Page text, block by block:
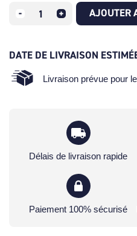
AJOUTER
DATE DE LIVRAISON
Livraison prévue pour le
Délais de livraison rapide
Paiement 100% sécurisé